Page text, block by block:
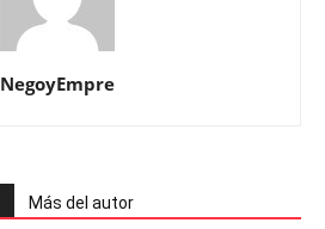
NegoyEmpre
Más del autor